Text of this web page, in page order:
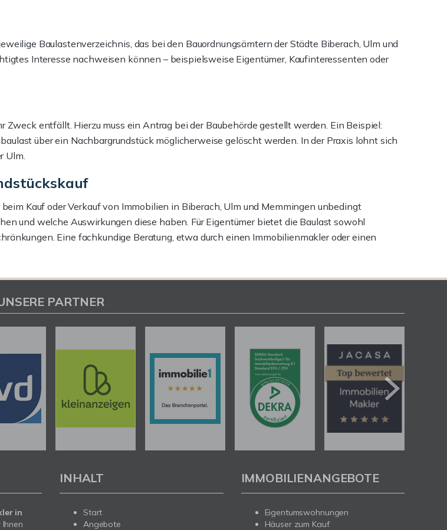
Baulastenverzeichnis, das bei den Bauordnungsämtern der Städte Biberach, Ulm und
Interesse nachweisen können – beispielsweise Eigentümer, Kaufinteressenten oder
entfällt. Hierzu muss ein Antrag bei der Baubehörde gestellt werden. Ein Beispiel:
über ein Nachbargrundstück möglicherweise gelöscht werden. In der Praxis lohnt sich
Ulm.
Kauf oder Verkauf von Immobilien in Biberach, Ulm und Memmingen unbedingt
und welche Auswirkungen diese haben. Für Eigentümer bietet die Baulast sowohl
Eine fachkundige Beratung, etwa durch einen Immobilienmakler oder einen
PARTNER
in
INHALT
Start
Angebote
IMMOBILIENANGEBOTE
Eigentumswohnungen
Häuser zum Kauf